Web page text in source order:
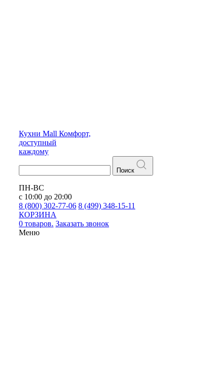
Кухни Mall Комфорт,
доступный
каждому
Поиск
ПН-ВС
с 10:00 до 20:00
8 (800) 302-77-06 8 (499) 348-15-11
КОРЗИНА
0 товаров. Заказать звонок
Меню